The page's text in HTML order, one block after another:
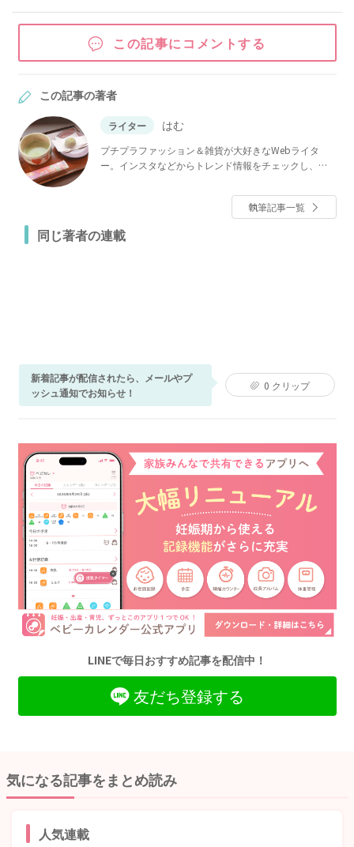
この記事にコメントする
この記事の著者
ライター はむ
プチプラファッション＆雑貨が大好きなWebライタ
ー。インスタなどからトレンド情報をチェックし、皆
ソーやセリアなどの100均や無印良品・Francfrancなど
の新グッズ、GU・ユニクロのプチプラファッションな
執筆記事一覧
同じ著者の連載
新着記事が配信されたら、メールやプ
ッシュ通知でお知らせ！
0 クリップ
LINEで毎日おすすめ記事を配信中！
友だち登録する
気になる記事をまとめ読み
人気連載